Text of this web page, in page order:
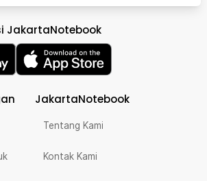
JakartaNotebook
JakartaNotebook
Tentang Kami
Kontak Kami